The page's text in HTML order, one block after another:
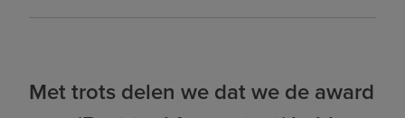
Met trots delen we dat we de award